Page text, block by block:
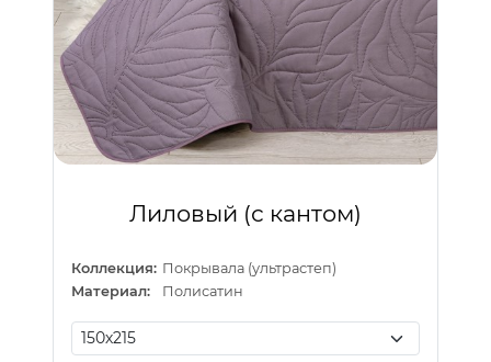
Лиловый (с кантом)
Коллекция: Покрывала (ультрастеп)
Материал:
Полисатин